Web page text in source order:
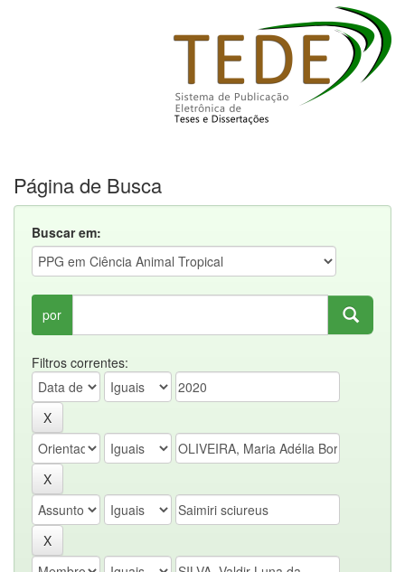
Página de Busca
Buscar em:
por
Filtros correntes: